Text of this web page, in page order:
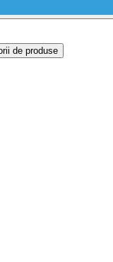
de produse